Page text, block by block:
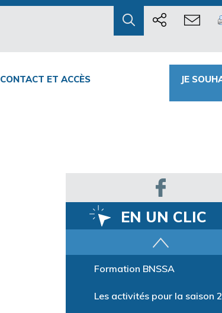
CONTACT ET ACCÈS JE
EN UN CLIC
Parcours training